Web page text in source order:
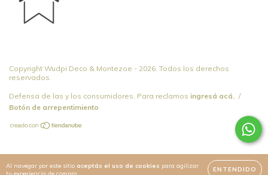
Al navegar por este sitio aceptás el uso de cookies para agilizar
tu experiencia de compra.
ENTENDIDO
Copyright Wudpi Deco & Montezoe - 2026. Todos los derechos
reservados.
Defensa de las y los consumidores. Para reclamos ingresá acá.
/
Botón de arrepentimiento